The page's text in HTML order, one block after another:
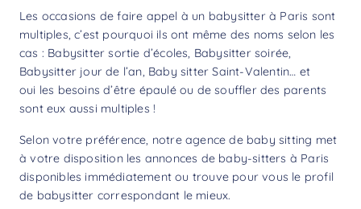
Les occasions de faire appel à un babysitter à Paris sont
multiples, c’est pourquoi ils ont même des noms selon les
cas : Babysitter sortie d’écoles, Babysitter soirée,
Babysitter jour de l’an, Baby sitter Saint-Valentin… et
oui les besoins d’être épaulé ou de souffler des parents
sont eux aussi multiples !
Selon votre préférence, notre agence de baby sitting met
à votre disposition les annonces de baby-sitters à Paris
disponibles immédiatement ou trouve pour vous le profil
de babysitter correspondant le mieux.